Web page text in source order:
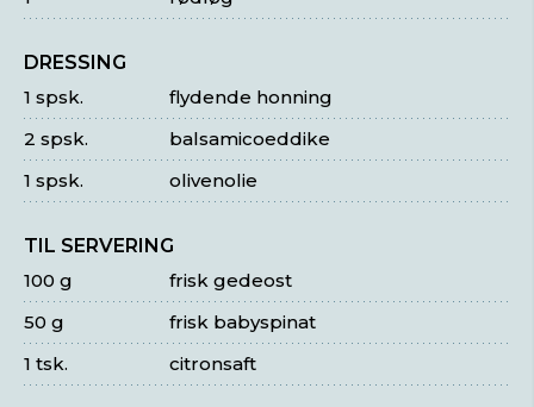
DRESSING
flydende honning
1 spsk.
balsamicoeddike
2 spsk.
olivenolie
1 spsk.
TIL SERVERING
frisk gedeost
100 g
frisk babyspinat
50 g
citronsaft
1 tsk.